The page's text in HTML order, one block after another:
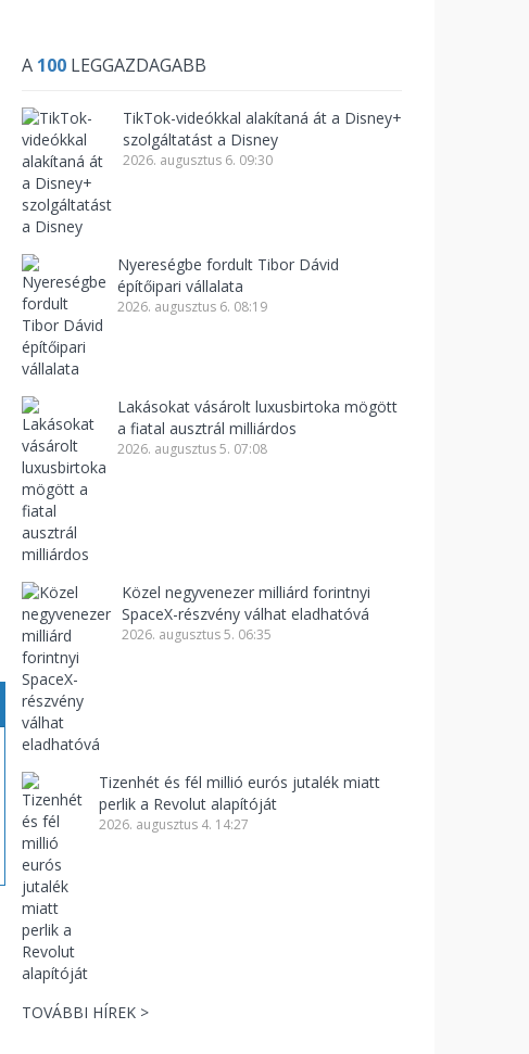
A 100 LEGGAZDAGABB
TikTok-videókkal alakítaná át a Disney+
szolgáltatást a Disney
2026. augusztus 6. 09:30
Nyereségbe fordult Tibor Dávid
építőipari vállalata
2026. augusztus 6. 08:19
Lakásokat vásárolt luxusbirtoka mögött
a fiatal ausztrál milliárdos
2026. augusztus 5. 07:08
Közel negyvenezer milliárd forintnyi
SpaceX-részvény válhat eladhatóvá
2026. augusztus 5. 06:35
Tizenhét és fél millió eurós jutalék miatt
perlik a Revolut alapítóját
2026. augusztus 4. 14:27
TOVÁBBI HÍREK >